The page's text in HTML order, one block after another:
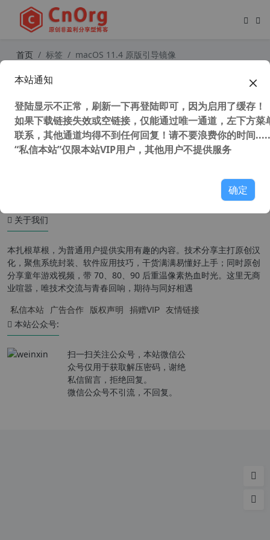
首页 标签 macOS 11.4 原版引导镜像
关于我们
本扎根草根，为普通用户提供实用有趣的内容。技术分享主打原创汉
化，聚焦系统封装、软件应用技巧，干货满满易懂好上手；同时原创
分享童年游戏视频，带 70、80、90 后重温像素热血时光。这里无商
业喧嚣，唯技术交流与青春回响，期待与同好相遇
私信本站 广告合作 版权声明 捐赠VIP 友情链接
本站公众号:
扫一扫关注公众号，本站微信公
众号仅用于获取解压密码，谢绝
私信留言，拒绝回复。
微信公众号不引流，不回复。
本站通知
登陆显示不正常，刷新一下再登陆即可，因为启用了缓存！
如果下载链接失效或空链接，仅能通过唯一通道，左下方菜
联系，其他通道均得不到任何回复！请不要浪费你的时间
“私信本站”仅限本站VIP用户，其他用户不提供服务
确定